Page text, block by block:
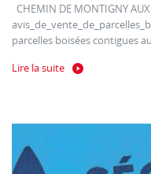
CHEMIN DE MONTIGNY
parcelles boisées contigues
Lire la suite